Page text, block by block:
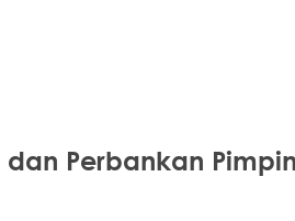
dan Perbankan Pimpin